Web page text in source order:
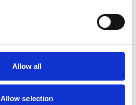
Allow all
Allow selection